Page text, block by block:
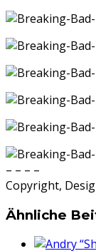
– – – –
Copyright,
Ähnliche